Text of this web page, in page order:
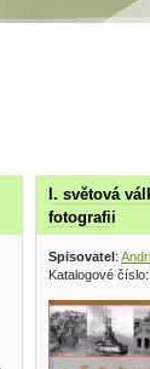
I. světová
fotografii
Spisovatel:
Katalogové